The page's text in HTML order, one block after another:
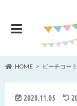
HOME ビーチコー
2020.11.05